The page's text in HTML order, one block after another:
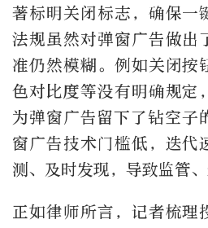
著标明关闭标志，确保
法规虽然对弹窗广告做出
准仍然模糊。例如关闭按
色对比度等没有明确规定
为弹窗广告留下了钻空
窗广告技术门槛低，迭代
测、及时发现，导致监管、
正如律师所言，记者梳理